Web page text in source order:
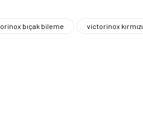
bıçak bileme victorinox kırmızı